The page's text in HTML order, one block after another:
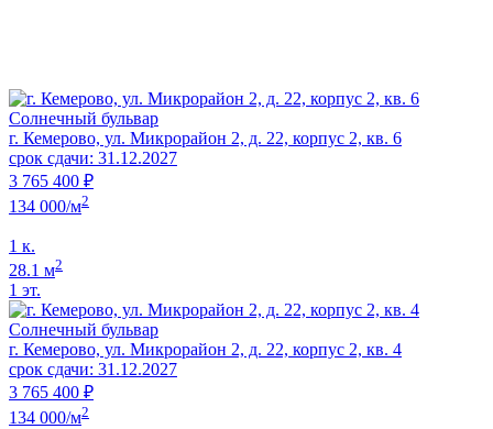
Солнечный бульвар
г. Кемерово, ул. Микрорайон 2, д. 22, корпус 2, кв. 6
срок сдачи: 31.12.2027
3 765 400 ₽
134 000/м2
1 к.
28.1 м2
1 эт.
Солнечный бульвар
г. Кемерово, ул. Микрорайон 2, д. 22, корпус 2, кв. 4
срок сдачи: 31.12.2027
3 765 400 ₽
134 000/м2